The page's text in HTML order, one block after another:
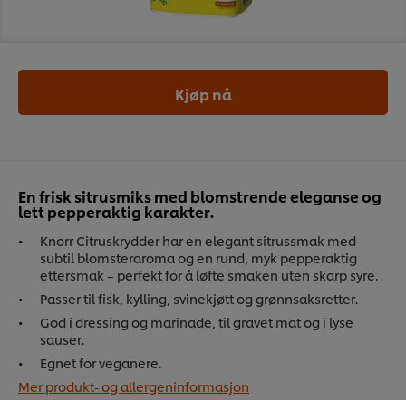
En frisk sitrusmiks med blomstrende eleganse og
lett pepperaktig karakter.
Knorr Citruskrydder har en elegant sitrussmak med
subtil blomsteraroma og en rund, myk pepperaktig
ettersmak – perfekt for å løfte smaken uten skarp syre.
Passer til fisk, kylling, svinekjøtt og grønnsaksretter.
God i dressing og marinade, til gravet mat og i lyse
sauser.
Egnet for veganere.
Mer produkt- og allergeninformasjon
Kjøp nå